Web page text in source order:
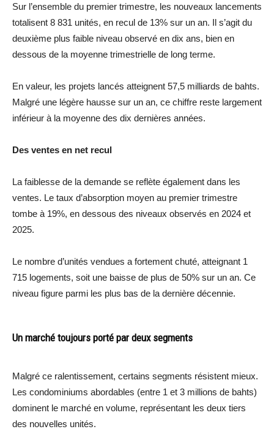
Sur l’ensemble du premier trimestre, les nouveaux lancements
totalisent 8 831 unités, en recul de 13% sur un an. Il s’agit du
deuxième plus faible niveau observé en dix ans, bien en
dessous de la moyenne trimestrielle de long terme.
En valeur, les projets lancés atteignent 57,5 milliards de bahts.
Malgré une légère hausse sur un an, ce chiffre reste largement
inférieur à la moyenne des dix dernières années.
Des ventes en net recul
La faiblesse de la demande se reflète également dans les
ventes. Le taux d’absorption moyen au premier trimestre
tombe à 19%, en dessous des niveaux observés en 2024 et
2025.
Le nombre d’unités vendues a fortement chuté, atteignant 1
715 logements, soit une baisse de plus de 50% sur un an. Ce
niveau figure parmi les plus bas de la dernière décennie.
Un marché toujours porté par deux segments
Malgré ce ralentissement, certains segments résistent mieux.
Les condominiums abordables (entre 1 et 3 millions de bahts)
dominent le marché en volume, représentant les deux tiers
des nouvelles unités.